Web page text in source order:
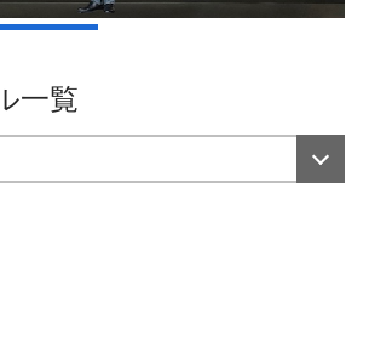
一覧